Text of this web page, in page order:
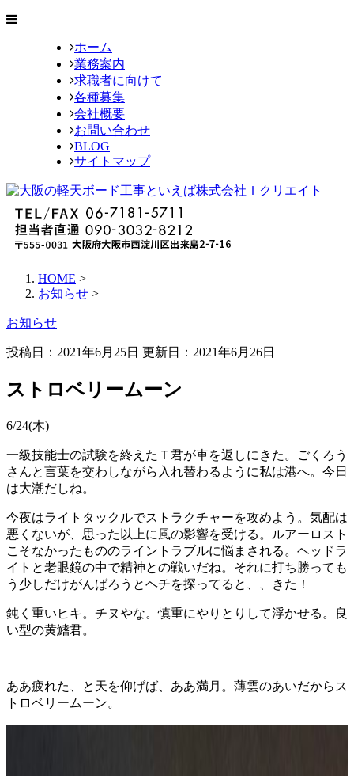
ホーム
業務案内
求職者に向けて
各種募集
会社概要
お問い合わせ
BLOG
サイトマップ
HOME >
お知らせ >
お知らせ
投稿日：2021年6月25日 更新日： 2021年6月26日
ストロベリームーン
6/24(木)
一級技能士の試験を終えたＴ君が車を返しにきた。ごくろう
さんと言葉を交わしながら入れ替わるように私は港へ。今日
は大潮だしね。
今夜はライトタックルでストラクチャーを攻めよう。気配は
悪くないが、思った以上に風の影響を受ける。ルアーロスト
こそなかったもののライントラブルに悩まされる。ヘッドラ
イトと老眼鏡の中で精神との戦いだね。それに打ち勝っても
う少しだけがんばろうとヘチを探ってると、、きた！
鈍く重いヒキ。チヌやな。慎重にやりとりして浮かせる。良
い型の黄鰭君。
ああ疲れた、と天を仰げば、ああ満月。薄雲のあいだからス
トロベリームーン。